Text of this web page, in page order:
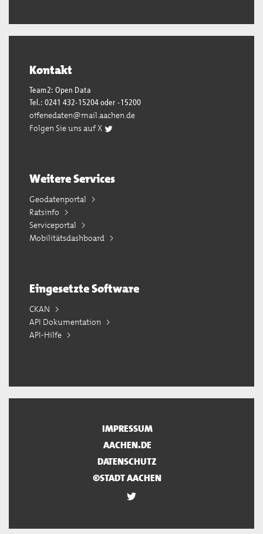
Kontakt
Team2: Open Data
Tel.: 0241 432-15204 oder -15200
offenedaten@mail.aachen.de
Folgen Sie uns auf X
Weitere Services
Geodatenportal
Ratsinfo
Serviceportal
Mobilitätsdashboard
Eingesetzte Software
CKAN
API Dokumentation
API-Hilfe
IMPRESSUM
AACHEN.DE
DATENSCHUTZ
©STADT AACHEN